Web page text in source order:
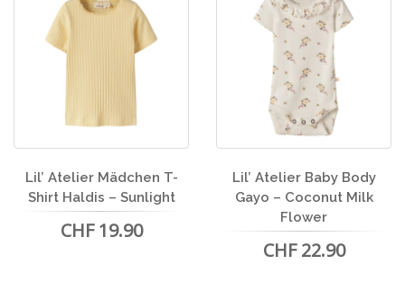
Lil’ Atelier Mädchen T-
Shirt Haldis – Sunlight
CHF 19.90
Lil’ Atelier Baby Body
Gayo – Coconut Milk
Flower
CHF 22.90